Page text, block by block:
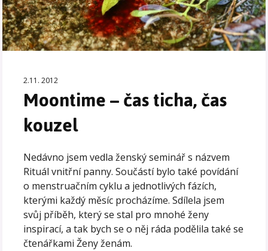
2.11. 2012
Moontime – čas ticha, čas
kouzel
Nedávno jsem vedla ženský seminář s názvem
Rituál vnitřní panny. Součástí bylo také povídání
o menstruačním cyklu a jednotlivých fázích,
kterými každý měsíc procházíme. Sdílela jsem
svůj příběh, který se stal pro mnohé ženy
inspirací, a tak bych se o něj ráda podělila také se
čtenářkami Ženy ženám.